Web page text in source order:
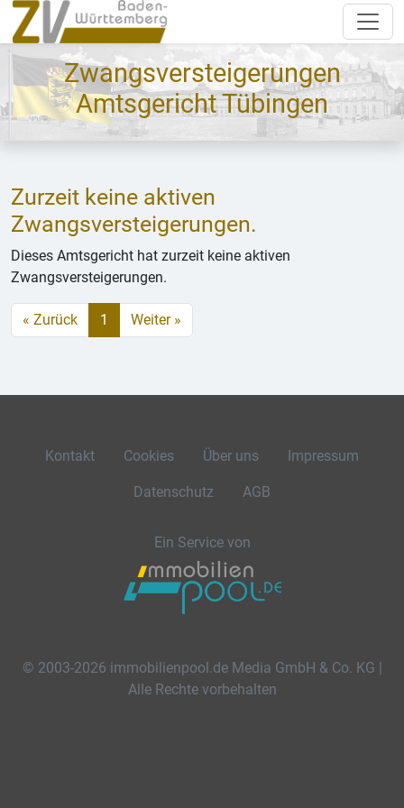
Zwangsversteigerungen
Amtsgericht Tübingen
Zurzeit keine aktiven
Zwangsversteigerungen.
Dieses Amtsgericht hat zurzeit keine aktiven
Zwangsversteigerungen.
« Zurück 1 Weiter »
Kontakt Cookies Über uns Impressum
Datenschutz AGB
Ein Service von
© 2003-2026 immobilienpool.de Media GmbH & Co. KG |
Alle Rechte vorbehalten